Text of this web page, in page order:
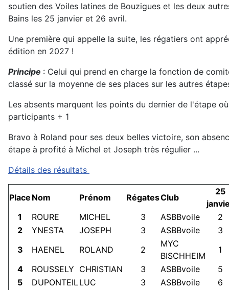
soutien des Voiles latines de Bouzigues et les deux
Bains les 25 janvier et 26 avril.
Une première qui appelle la suite, les régatiers ont
édition en 2027 !
Principe : Celui qui prend en charge la fonction de
classé sur la moyenne de ses places sur les autres
Les absents marquent les points du dernier de l'étape
participants + 1
Bravo à Roland pour ses deux belles victoire, son
étape à profité à Michel et Joseph très régulier ...
Détails des résultats
Place Nom Prénom RégatesClub
25
1
ROURE MICHEL 3 ASBBvoile
2
2
YNESTA JOSEPH 3 ASBBvoile
3
3
HAENEL ROLAND 2
MYC
BISCHHEIM
1
4
ROUSSELY CHRISTIAN 3 ASBBvoile
5
5
DUPONTEILLUC 3 ASBBvoile 6